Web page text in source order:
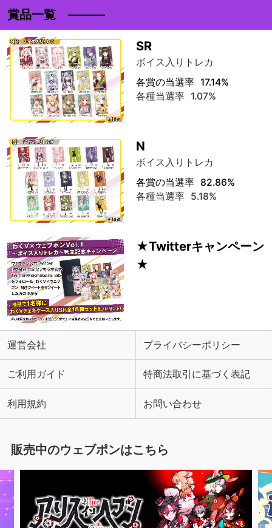
賞品一覧
SR
ボイス入りトレカ
各賞の当選率 17.14%
各種当選率 1.07%
N
ボイス入りトレカ
各賞の当選率 82.86%
各種当選率 5.18%
★Twitterキャンペーン
★
運営会社 プライバシーポリシー
ご利用ガイド 特商法取引に基づく表記
利用規約 お問い合わせ
販売中のウェブポンはこちら